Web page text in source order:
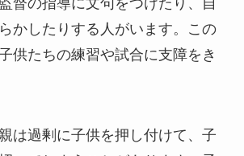
督の指導に文句をつけたり、自
かしたりする人がいます。この
供たちの練習や試合に支障をき
は過剰に子供を押し付けて、子